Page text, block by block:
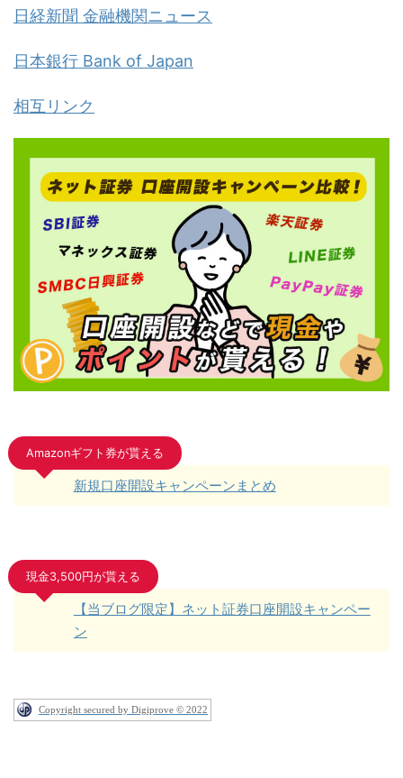
日経新聞 金融機関ニュース
日本銀行 Bank of Japan
相互リンク
Amazonギフト券が貰える
新規口座開設キャンペーンまとめ
現金3,500円が貰える
【当ブログ限定】ネット証券口座開設キャンペー
ン
Copyright secured by Digiprove © 2022